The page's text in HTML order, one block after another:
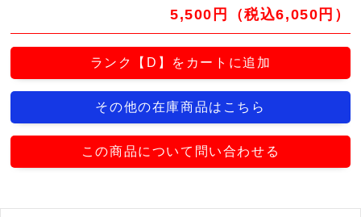
5,500円（税込6,050円）
ランク【D】をカートに追加
その他の在庫商品はこちら
この商品について問い合わせる